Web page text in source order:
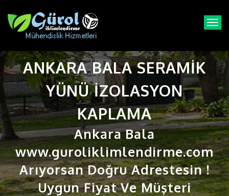
T
g
v
i
g
a
t
i
o
n
ANKARA BALA SERAMIK
YÜNÜ IZOLASYON
KAPLAMA
Ankara Bala
www.guroliklimlendirme.com
Arıyorsan Doğru Adrestesin !
Uygun Fiyat Ve Müşteri